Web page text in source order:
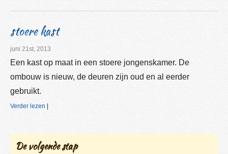
stoere kast
juni 21st, 2013
Een kast op maat in een stoere jongenskamer. De
ombouw is nieuw, de deuren zijn oud en al eerder
gebruikt.
Verder lezen
De volgende stap